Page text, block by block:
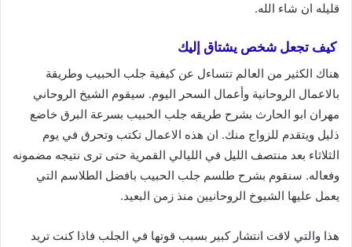
قليله ان شاء الله.
كيف تجعل شخص يشتاق إليك
هناك الكثير من العالم تتساءل عن كيفية جلب الحبيب وطريقة
بالاعمال الروحانية وأعمال السحر اليوم. سيقوم الشيخ الروحاني
مهران ابو الحارث بشرح طريقه جلب الحبيب بسرعة البرق خاضع
ذليل ويتقدم للزواج منك. ان هذه الاعمال تكتب وتحرق في يوم
الثلاثاء بعد منتصف الليل في الليالي القمرية حتى ترى نتيجه مضمونه
وفعاله. سنقوم بشرح طلسم جلب الحبيب بافضل الطلاسم التي
يعمل عليها الشيوخ الروحانيين منذ زمن البعيد.
هذا والتي لاقت انتشار كبير بسبب قوتها في الجلب فاذا كنت تريد